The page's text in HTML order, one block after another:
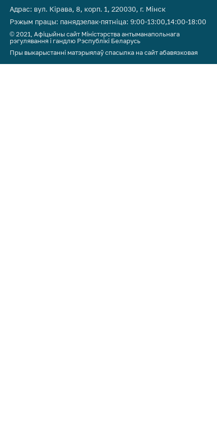
Адрас: вул. Кірава, 8, корп. 1, 220030, г. Мінск
Рэжым працы: панядзелак-пятніца: 9:00-13:00,14:00-18:00
© 2021, Афіцыйны сайт Міністэрства антыманапольнага
рэгулявання і гандлю Рэспублікі Беларусь
Пры выкарыстанні матэрыялаў спасылка на сайт абавязковая